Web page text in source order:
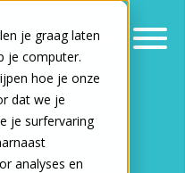
je graag laten
je computer.
hoe je onze
dat we je
je surfervaring
analyses en